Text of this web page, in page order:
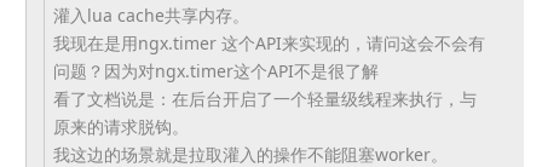
灌入lua cache共享内存。
我现在是用ngx.timer 这个API来实现的，请问这会不会有
问题？因为对ngx.timer这个API不是很了解
看了文档说是：在后台开启了一个轻量级线程来执行， 与
原来的请求脱钩。
我这边的场景就是拉取灌入的操作不能阻塞worker。